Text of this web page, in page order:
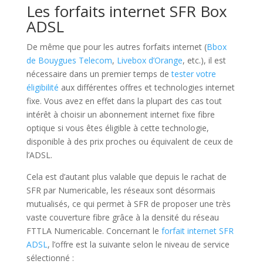
Les forfaits internet SFR Box
ADSL
De même que pour les autres forfaits internet (Bbox
de Bouygues Telecom, Livebox d’Orange, etc.), il est
nécessaire dans un premier temps detester votre
éligibilité aux différentes offres et technologies internet
fixe. Vous avez en effet dans la plupart des cas tout
intérêt à choisir un abonnement internet fixe fibre
optique si vous êtes éligible à cette technologie,
disponible à des prix proches ou équivalent de ceux de
l’ADSL.
Cela est d’autant plus valable que depuis le rachat de
SFR par Numericable, les réseaux sont désormais
mutualisés, ce qui permet à SFR de proposer une très
vaste couverture fibre grâce à la densité du réseau
FTTLA Numericable. Concernant le forfait internet SFR
ADSL, l’offre est la suivante selon le niveau de service
sélectionné :